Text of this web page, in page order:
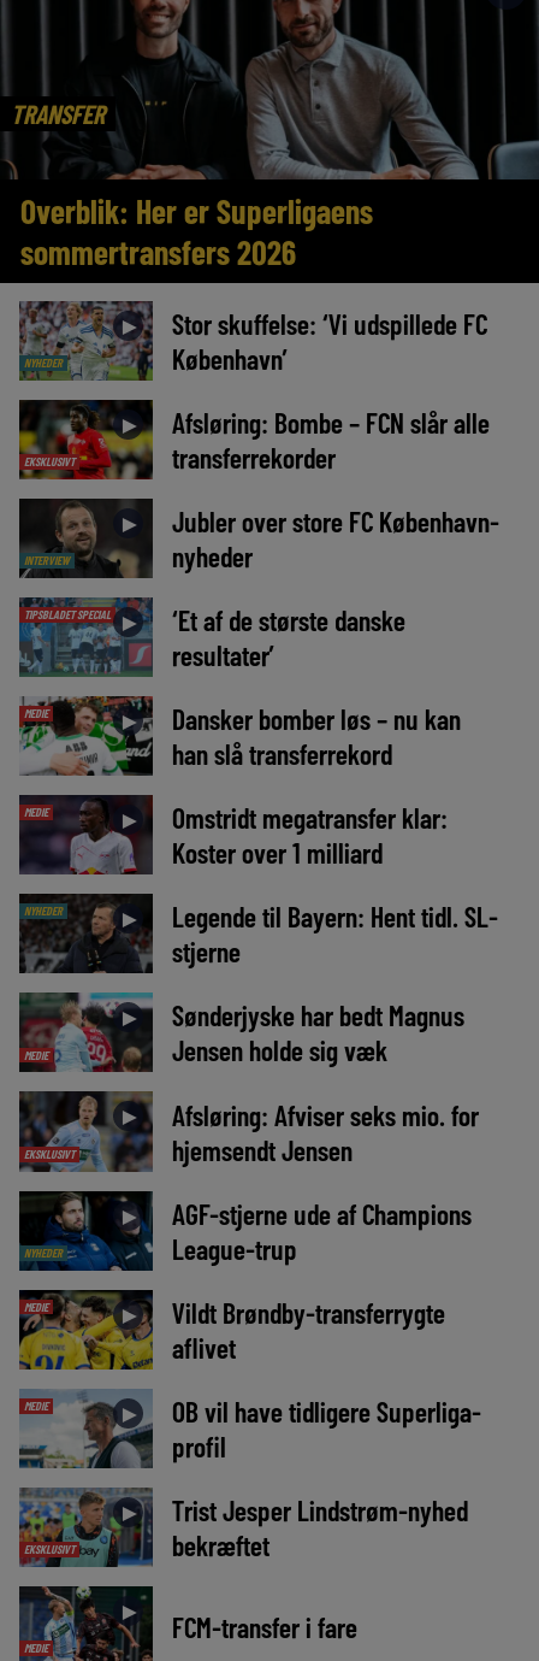
TRANSFER
Overblik: Her er Superligaens
sommertransfers 2026
NYHEDER
►
Stor skuffelse: ‘Vi udspillede FC
København’
EKSKLUSIVT
►
Afsløring: Bombe – FCN slår alle
transferrekorder
INTERVIEW
►
Jubler over store FC København-
nyheder
TIPSBLADET SPECIAL ►
‘Et af de største danske
resultater’
MEDIE ►
Dansker bomber løs – nu kan
han slå transferrekord
MEDIE ►
Omstridt megatransfer klar:
Koster over 1 milliard
NYHEDER ►
Legende til Bayern: Hent tidl. SL-
stjerne
MEDIE
►
Sønderjyske har bedt Magnus
Jensen holde sig væk
EKSKLUSIVT
►
Afsløring: Afviser seks mio. for
hjemsendt Jensen
NYHEDER
►
AGF-stjerne ude af Champions
League-trup
MEDIE ►
Vildt Brøndby-transferrygte
aflivet
MEDIE ►
OB vil have tidligere Superliga-
profil
EKSKLUSIVT
►
Trist Jesper Lindstrøm-nyhed
bekræftet
MEDIE
► FCM-transfer i fare